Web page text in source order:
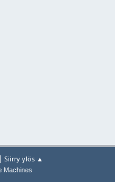
| Siirry ylös ▲
Machines